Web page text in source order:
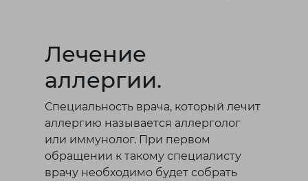
Лечение
аллергии.
Специальность врача, который лечит
аллергию называется аллерголог
или иммунолог. При первом
обращении к такому специалисту
врачу необходимо будет собрать